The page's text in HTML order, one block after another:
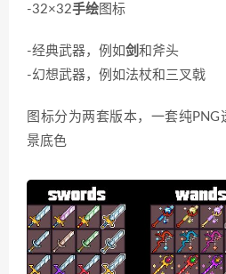
-32×32手绘 图标
-经典武器，例如剑 和斧头
-幻想武器，例如法杖和三叉戟
图标分为两套版本，一套纯PNG
景底色